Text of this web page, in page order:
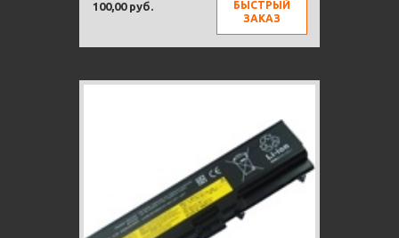
100,00 руб.
БЫСТРЫЙ
ЗАКАЗ